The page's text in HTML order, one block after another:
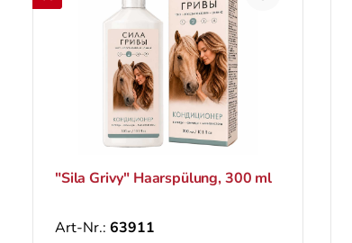
"Sila Grivy" Haarspülung, 300 ml
Art-Nr.: 63911